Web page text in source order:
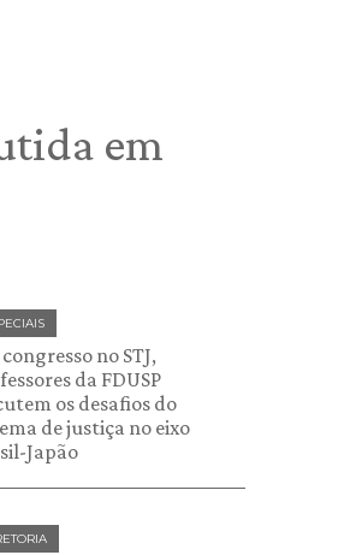
em
no STJ,
da FDUSP
os desafios do
de justiça no eixo
Japão